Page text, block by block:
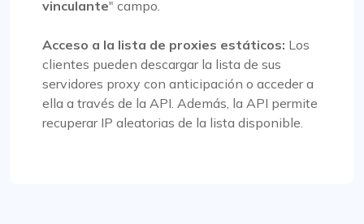
vinculante" campo.
Acceso a la lista de proxies estáticos: Los
clientes pueden descargar la lista de sus
servidores proxy con anticipación o acceder a
ella a través de la API. Además, la API permite
recuperar IP aleatorias de la lista disponible.